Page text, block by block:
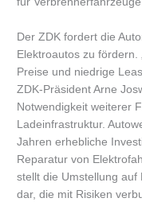
Der ZDK fordert die
Elektroautos zu
Preise und niedrige
ZDK-Präsident Arne
Notwendigkeit weiterer
Ladeinfrastruktur.
Jahren erhebliche
Reparatur von
stellt die Umstellung auf
dar, die mit Risiken